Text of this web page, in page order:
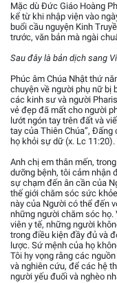
Mặc dù Đức Giáo Hoàng
kể từ khi nhập viện vào
buổi cầu nguyện Kinh
trước, văn bản mà ngài
Sau đây là bản dịch sang
Phúc âm Chúa Nhật thứ
chuyện về người phụ nữ bị
các kinh sư và người
vẻ đẹp đã mất cho người
lướt ngón tay trên đất và
tay của Thiên Chúa”,
họ khỏi sự dữ (x. Lc 11:20).
Anh chị em thân mến,
dưỡng bệnh, tôi cảm nhận
sự chạm đến ân cần của
thế giới chăm sóc sức
này của Người có thể đến
những người chăm sóc họ.
viên y tế, những người
trong điều kiện đầy đủ và
lược. Sứ mệnh của họ
Tôi hy vọng rằng các
và nghiên cứu, để các hệ
người yếu đuối và nghèo